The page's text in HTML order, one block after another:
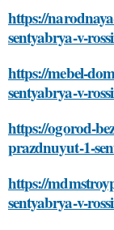
https://
sentyabrya-v-
https://mebel-
sentyabrya-v-
https://ogorod-
prazdnuyut-1-
https://
sentyabrya-v-